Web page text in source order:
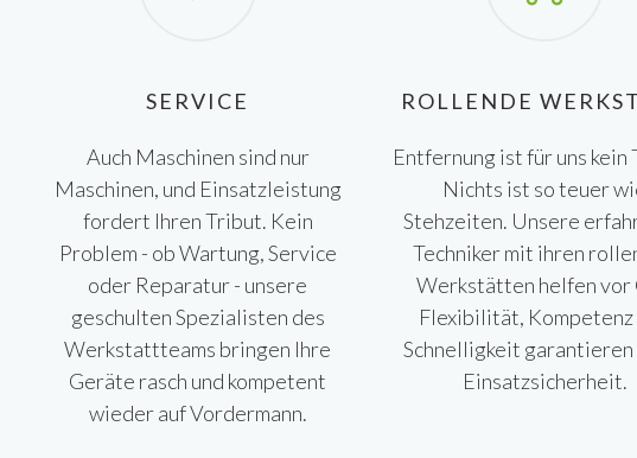
SERVICE
Auch Maschinen sind nur
Maschinen, und Einsatzleistung
fordert Ihren Tribut. Kein
Problem - ob Wartung, Service
oder Reparatur - unsere
geschulten Spezialisten des
Werkstattteams bringen Ihre
Geräte rasch und kompetent
wieder auf Vordermann.
ROLLENDE
Entfernung ist für uns kein
Nichts ist so teuer
Stehzeiten. Unsere
Techniker mit ihren
Werkstätten helfen vor
Flexibilität, Kompetenz
Schnelligkeit garantieren
Einsatzsicherheit.